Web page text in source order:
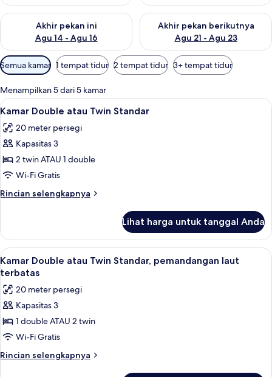
Akhir pekan ini
Agu 14 - Agu 16
Periksa ketersediaan untuk akhir pekan ini Agu 14 - Agu 16
Akhir pekan berikutnya
Agu 21 - Agu 23
Periksa ketersediaan untuk
Filter
tersedia
untuk
kamar
Semua kamar 1 tempat tidur 2 tempat tidur 3+ tempat tidur
Menampilkan 5 dari 5 kamar
Lihat
semua
foto
untuk
Kamar
Double
atau
Twin
Kamar Double atau Twin Standar |
7
Kamar Double atau Twin Standar
20 meter persegi
Kapasitas 3
2 twin ATAU 1 double
Wi-Fi Gratis
Rincian selengkapnya
Rincian
Kamar
Double
atau
Twin
Lihat harga untuk tanggal Anda
Lihat
semua
foto
untuk
Kamar
Double
atau
Twin
Brankas, meja kerja, kedap suara,
6
Kamar Double atau Twin Standar, pemandangan laut
terbatas
20 meter persegi
Kapasitas 3
1 double ATAU 2 twin
Wi-Fi Gratis
Rincian selengkapnya
Rincian